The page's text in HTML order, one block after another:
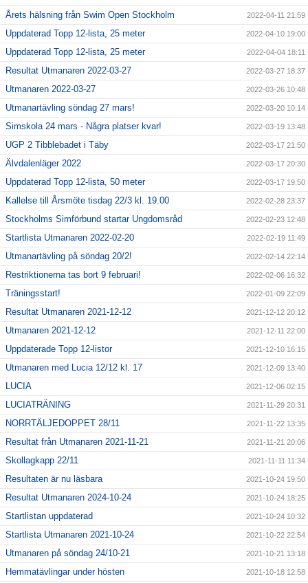
Årets hälsning från Swim Open Stockholm 2022-04-11 21:59
Uppdaterad Topp 12-lista, 25 meter 2022-04-10 19:00
Uppdaterad Topp 12-lista, 25 meter 2022-04-04 18:11
Resultat Utmanaren 2022-03-27 2022-03-27 18:37
Utmanaren 2022-03-27 2022-03-26 10:48
Utmanartävling söndag 27 mars! 2022-03-20 10:14
Simskola 24 mars - Några platser kvar! 2022-03-19 13:48
UGP 2 Tibblebadet i Täby 2022-03-17 21:50
Älvdalenläger 2022 2022-03-17 20:30
Uppdaterad Topp 12-lista, 50 meter 2022-03-17 19:50
Kallelse till Årsmöte tisdag 22/3 kl. 19.00 2022-02-28 23:37
Stockholms Simförbund startar Ungdomsråd 2022-02-23 12:48
Startlista Utmanaren 2022-02-20 2022-02-19 11:49
Utmanartävling på söndag 20/2! 2022-02-14 22:14
Restriktionerna tas bort 9 februari! 2022-02-06 16:32
Träningsstart! 2022-01-09 22:09
Resultat Utmanaren 2021-12-12 2021-12-12 20:12
Utmanaren 2021-12-12 2021-12-11 22:00
Uppdaterade Topp 12-listor 2021-12-10 16:15
Utmanaren med Lucia 12/12 kl. 17 2021-12-09 13:40
LUCIA 2021-12-06 02:15
LUCIATRÄNING 2021-11-29 20:31
NORRTÄLJEDOPPET 28/11 2021-11-22 13:35
Resultat från Utmanaren 2021-11-21 2021-11-21 20:06
Skollagkapp 22/11 2021-11-11 11:34
Resultaten är nu läsbara 2021-10-24 19:50
Resultat Utmanaren 2024-10-24 2021-10-24 18:25
Startlistan uppdaterad 2021-10-24 10:32
Startlista Utmanaren 2021-10-24 2021-10-22 22:54
Utmanaren på söndag 24/10-21 2021-10-21 13:18
Hemmatävlingar under hösten 2021-10-18 12:58